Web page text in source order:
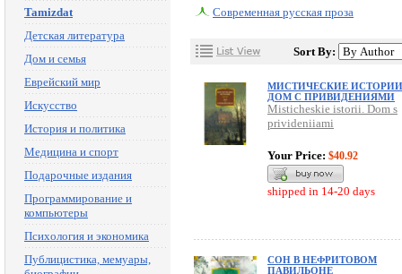
Tamizdat
Детская литература
Дом и семья
Еврейский мир
Искусство
История и политика
Медицина и спорт
Подарочные издания
Программирование и
компьютеры
Психология и экономика
Публицистика, мемуары,
Современная русская проза
Sort By:
МИСТИЧЕСКИЕ
ДОМ С ПРИВИДЕНИЯМИ
Misticheskie istorii. Dom s
privideniiami
Your Price: $40.92
shipped in 14-20 days
СОН В НЕФРИТОВОМ
ПАВИЛЬОНЕ